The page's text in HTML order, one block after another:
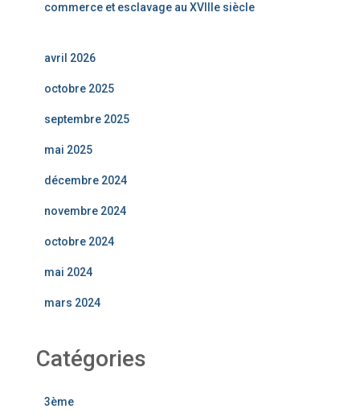
commerce et esclavage au XVIIIe siècle
avril 2026
octobre 2025
septembre 2025
mai 2025
décembre 2024
novembre 2024
octobre 2024
mai 2024
mars 2024
Catégories
3ème